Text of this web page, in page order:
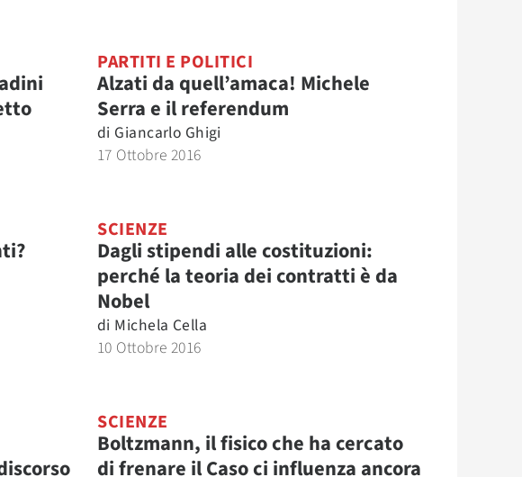
PARTITI E POLITICI
Alzati da quell’amaca! Michele
Serra e il referendum
di Giancarlo Ghigi
17 Ottobre 2016
SCIENZE
Dagli stipendi alle costituzioni:
perché la teoria dei contratti è da
Nobel
di Michela Cella
10 Ottobre 2016
SCIENZE
Boltzmann, il fisico che ha cercato
di frenare il Caso ci influenza ancora